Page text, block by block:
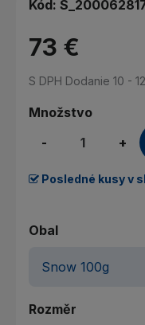
Kód:
73 €
S DPH Dodanie 10 -
Množstvo
-
+
Posledné kusy v
Obal
Rozměr